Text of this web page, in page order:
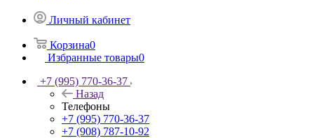
Личный кабинет
Корзина0
Избранные товары0
+7 (995) 770-36-37
Назад
Телефоны
+7 (995) 770-36-37
+7 (908) 787-10-92